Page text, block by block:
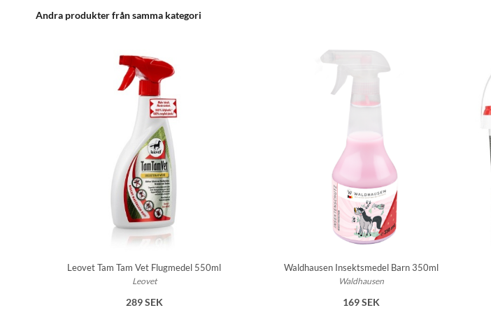
Andra produkter från samma kategori
Leovet Tam Tam Vet Flugmedel 550ml
Leovet
289 SEK
Waldhausen Insektsmedel Barn 350ml
Waldhausen
169 SEK